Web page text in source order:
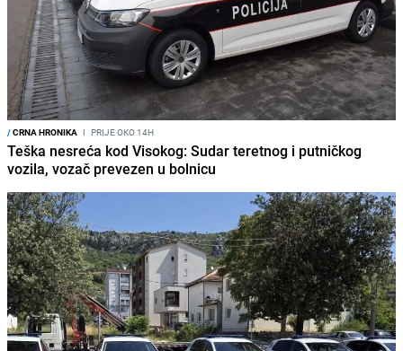
/CRNA HRONIKA I PRIJE OKO 14H
Teška nesreća kod Visokog: Sudar teretnog i putničkog
vozila, vozač prevezen u bolnicu